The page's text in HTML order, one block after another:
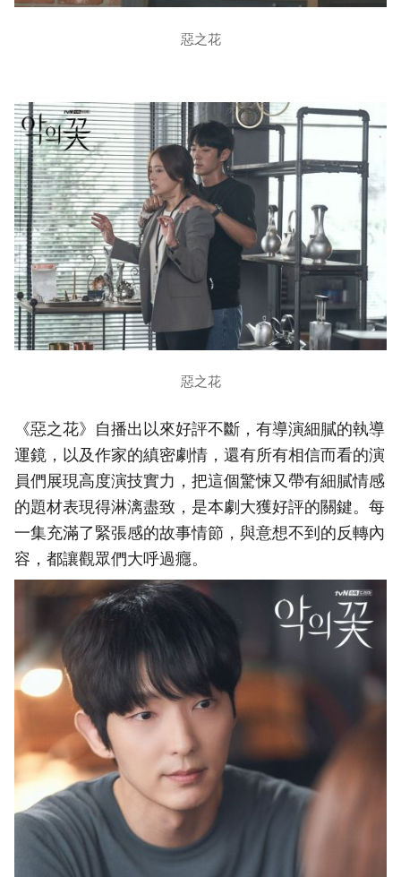
惡之花
惡之花
《惡之花》自播出以來好評不斷，有導演細膩的執導
運鏡，以及作家的縝密劇情，還有所有相信而看的演
員們展現高度演技實力，把這個驚悚又帶有細膩情感
的題材表現得淋漓盡致，是本劇大獲好評的關鍵。每
一集充滿了緊張感的故事情節，與意想不到的反轉內
容，都讓觀眾們大呼過癮。